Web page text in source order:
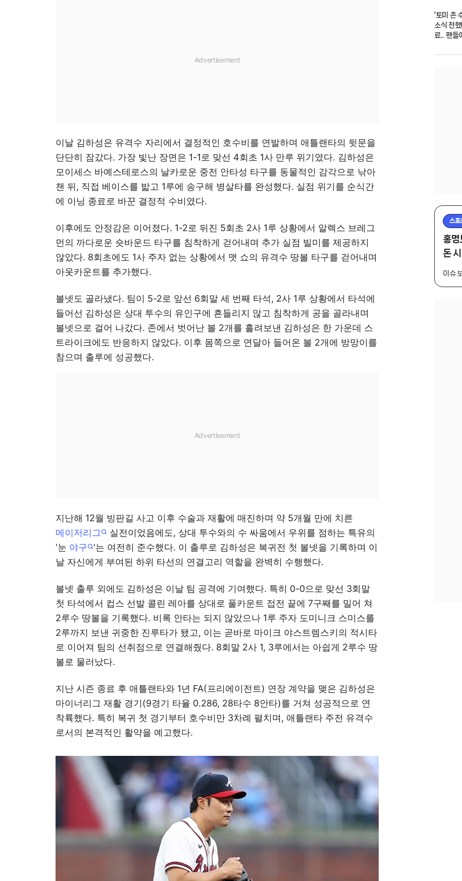
이날 김하성은 유격수 자리에서 결정적인 호수비를 연발하며 애틀랜타의 뒷문을
단단히 잠갔다. 가장 빛난 장면은 1-1로 맞선 4회초 1사 만루 위기였다. 김하성은
모이세스 바예스테로스의 날카로운 중전 안타성 타구를 동물적인 감각으로 낚아
챈 뒤, 직접 베이스를 밟고 1루에 송구해 병살타를 완성했다. 실점 위기를 순식간
에 이닝 종료로 바꾼 결정적 수비였다.
이후에도 안정감은 이어졌다. 1-2로 뒤진 5회초 2사 1루 상황에서 알렉스 브레그
먼의 까다로운 숏바운드 타구를 침착하게 걷어내며 추가 실점 빌미를 제공하지
않았다. 8회초에도 1사 주자 없는 상황에서 맷 쇼의 유격수 땅볼 타구를 걷어내며
아웃카운트를 추가했다.
볼넷도 골라냈다. 팀이 5-2로 앞선 6회말 세 번째 타석, 2사 1루 상황에서 타석에
들어선 김하성은 상대 투수의 유인구에 흔들리지 않고 침착하게 공을 골라내며
볼넷으로 걸어 나갔다. 존에서 벗어난 볼 2개를 흘려보낸 김하성은 한 가운데 스
트라이크에도 반응하지 않았다. 이후 몸쪽으로 연달아 들어온 볼 2개에 방망이를
참으며 출루에 성공했다.
지난해 12월 빙판길 사고 이후 수술과 재활에 매진하며 약 5개월 만에 치른
메이저리그
실전이었음에도, 상대 투수와의 수 싸움에서 우위를 점하는 특유의
'눈 야구
'는 여전히 준수했다. 이 출루로 김하성은 복귀전 첫 볼넷을 기록하며 이
날 자신에게 부여된 하위 타선의 연결고리 역할을 완벽히 수행했다.
볼넷 출루 외에도 김하성은 이날 팀 공격에 기여했다. 특히 0-0으로 맞선 3회말
첫 타석에서 컵스 선발 콜린 레아를 상대로 풀카운트 접전 끝에 7구째를 밀어 쳐
2루수 땅볼을 기록했다. 비록 안타는 되지 않았으나 1루 주자 도미니크 스미스를
2루까지 보낸 귀중한 진루타가 됐고, 이는 곧바로 마이크 야스트렘스키의 적시타
로 이어져 팀의 선취점으로 연결해줬다. 8회말 2사 1, 3루에서는 아쉽게 2루수 땅
볼로 물러났다.
지난 시즌 종료 후 애틀랜타와 1년 FA(프리에이전트) 연장 계약을 맺은 김하성은
마이너리그 재활 경기(9경기 타율 0.286, 28타수 8안타)를 거쳐 성공적으로 연
착륙했다. 특히 복귀 첫 경기부터 호수비만 3차례 펼치며, 애틀랜타 주전 유격수
로서의 본격적인 활약을 예고했다.
'토미 존
소식 전
료... 팬
스포
홍명
돈
이슈